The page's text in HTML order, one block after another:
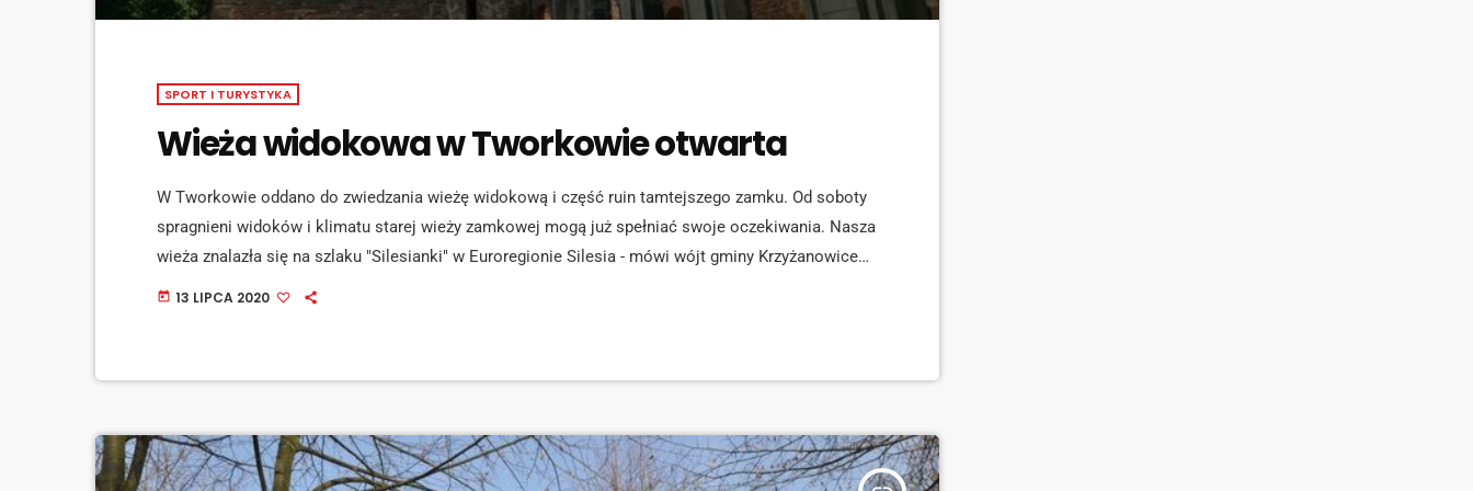
SPORT I TURYSTYKA
Wieża widokowa w Tworkowie otwarta
W Tworkowie oddano do zwiedzania wieżę widokową i część ruin tamtejszego zamku. Od soboty
spragnieni widoków i klimatu starej wieży zamkowej mogą już spełniać swoje oczekiwania. Nasza
wieża znalazła się na szlaku "Silesianki" w Euroregionie Silesia - mówi wójt gminy Krzyżanowice
Grzegorz Utracki. [jwplayer mediaid="110878"] Było to możliwe dzięki kolejnemu już
today 13 LIPCA 2020